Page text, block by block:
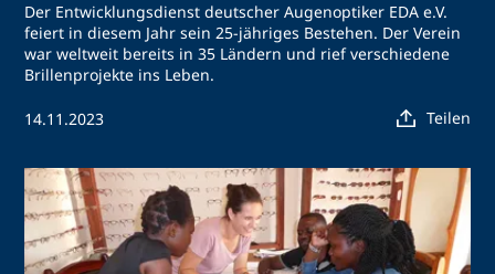
Der Entwicklungsdienst deutscher Augenoptiker EDA e.V.
feiert in diesem Jahr sein 25-jähriges Bestehen. Der Verein
war weltweit bereits in 35 Ländern und rief verschiedene
Brillenprojekte ins Leben.
14.11.2023 Teilen